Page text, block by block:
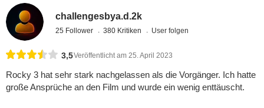
challengesbya.d.2k
25 Follower 380 Kritiken User folgen
3,5Veröffentlicht am 25. April 2023
Rocky 3 hat sehr stark nachgelassen als die Vorgänger. Ich hatte
große Ansprüche an den Film und wurde ein wenig enttäuscht.